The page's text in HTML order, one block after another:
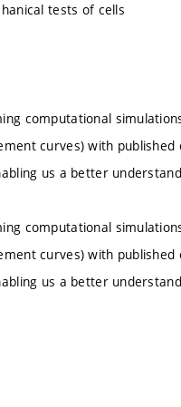
tests of cells
computational
curves) with
us a better
computational
curves) with
us a better